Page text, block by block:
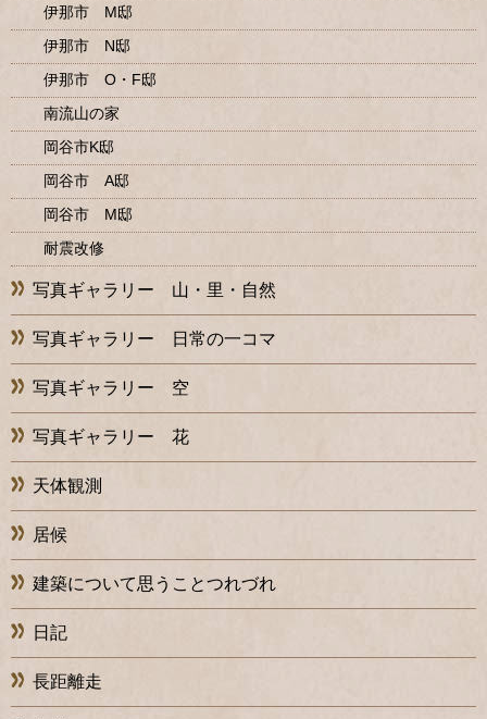
伊那市 M邸
伊那市 N邸
伊那市 O・F邸
南流山の家
岡谷市K邸
岡谷市 A邸
岡谷市 M邸
耐震改修
写真ギャラリー 山・里・自然
写真ギャラリー 日常の一コマ
写真ギャラリー 空
写真ギャラリー 花
天体観測
居候
建築について思うことつれづれ
日記
長距離走